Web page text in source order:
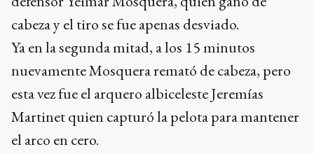
el arco en cero.
No obstante, la Argentina aceleró y contrarrestó
a los 20’ de la mano de Santiago Hidalgo, quien
se quitó un rival de encima con un gran control,
pero su disparo fue flojo y sin esfuerzo el
guardameta colombiano se quedó con el balón.
Ads